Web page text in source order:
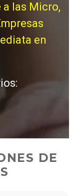
a las Micro,
en
DE